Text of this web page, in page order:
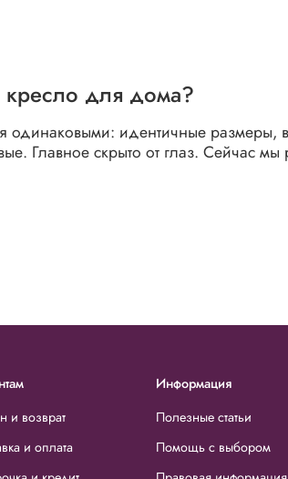
кресло для дома?
одинаковыми: идентичные
Главное скрыто от глаз. Сейчас
и возврат
и оплата
Информация
Полезные статьи
Помощь с выбором